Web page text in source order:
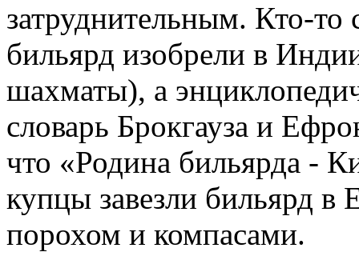
затруднительным. Кто-то
бильярд изобрели в
шахматы), а
словарь Брокгауза и
что «Родина бильярда -
купцы завезли бильярд в
порохом и компасами.